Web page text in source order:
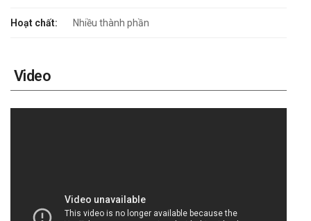
Hoạt chất: Nhiều thành phần
Video